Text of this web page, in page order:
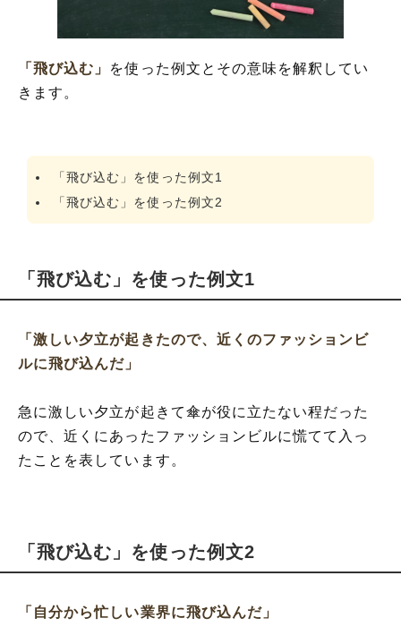
「飛び込む」 を使った例文とその意味を解釈してい
きます。
「飛び込む」を使った例文1
「飛び込む」を使った例文2
「飛び込む」を使った例文1
「激しい夕立が起きたので、近くのファッションビ
ルに飛び込んだ」
急に激しい夕立が起きて傘が役に立たない程だった
ので、近くにあったファッションビルに慌てて入っ
たことを表しています。
「飛び込む」を使った例文2
「自分から忙しい業界に飛び込んだ」